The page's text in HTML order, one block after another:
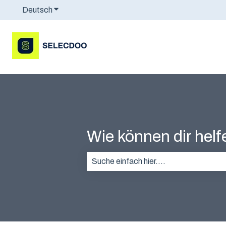
Deutsch Untermenü für Übersetzungen anzeigen
Wie können dir